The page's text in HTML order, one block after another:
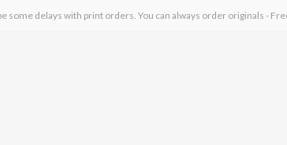
some delays with print orders. You can always order originals -